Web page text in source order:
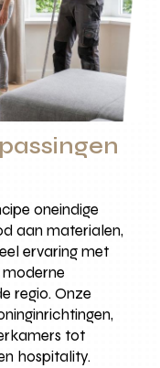
oneindige
aan materialen,
ervaring met
regio. Onze
tot
hospitality.